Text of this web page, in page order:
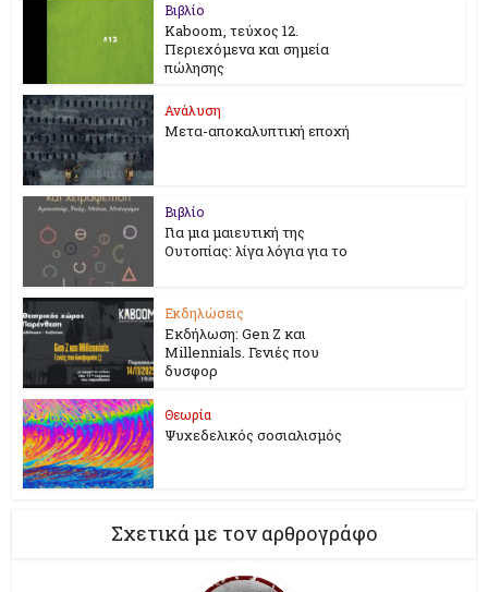
Βιβλίο
Kaboom, τεύχος 12.
Περιεχόμενα και σημεία
πώλησης
Ανάλυση
Μετα-αποκαλυπτική εποχή
Βιβλίο
Για μια μαιευτική της
Ουτοπίας: λίγα λόγια για το
Εκδηλώσεις
Εκδήλωση: Gen Z και
Millennials. Γενιές που
δυσφορ
Θεωρία
Ψυχεδελικός σοσιαλισμός
Σχετικά με τον αρθρογράφο